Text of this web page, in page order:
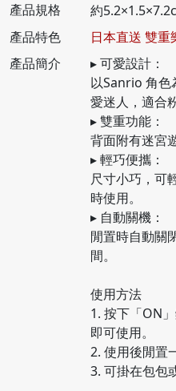
產品規格
約
產品特色
日本直送 雙重
產品簡介
▸ 可愛設計：
以Sanrio 角色
愛迷人，適合
▸ 雙重功能：
背面附有迷宮
▸ 輕巧便攜：
尺寸小巧，可
時使用。
▸ 自動關機：
閒置時自動關
間。
使用方法
1. 按下「ON
即可使用。
2. 使用後閒置
3. 可掛在包包